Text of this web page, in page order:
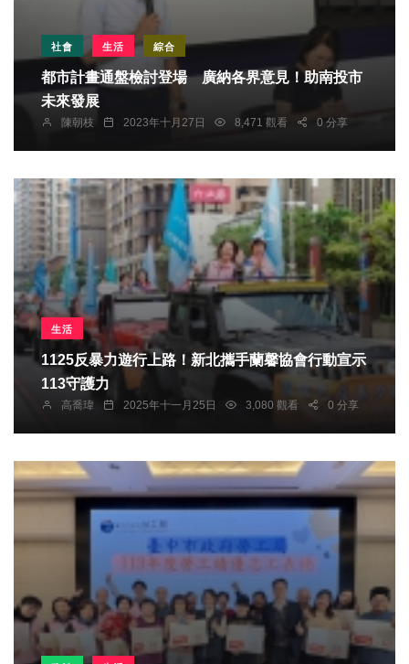
社會 生活 綜合
都市計畫通盤檢討登場 廣納各界意見！助南投市
未來發展
陳朝枝 2023年十月27日 8,471 觀看 0 分享
生活
1125反暴力遊行上路！新北攜手蘭馨協會行動宣示
113守護力
高喬瑋 2025年十一月25日 3,080 觀看 0 分享